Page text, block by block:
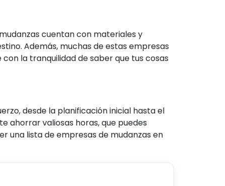
cuentan con materiales y
Además, muchas de estas empresas
la tranquilidad de saber que tus cosas
desde la planificación inicial hasta el
ahorrar valiosas horas, que puedes
una lista de empresas de mudanzas en